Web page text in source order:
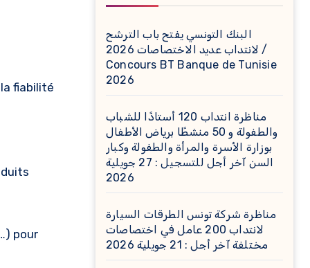
fiabilité
pour
البنك التونسي يفتح باب الترشح
لانتداب عديد الاختصاصات 2026 /
Concours BT Banque de Tunisie
2026
مناظرة انتداب 120 أستاذًا للشباب
والطفولة و 50 منشطًا برياض الأطفال
بوزارة الأسرة والمرأة والطفولة وكبار
السن آخر أجل للتسجيل : 27 جويلية
2026
مناظرة شركة تونس الطرقات السيارة
لانتداب 200 عامل في اختصاصات
مختلفة آخر أجل : 21 جويلية 2026